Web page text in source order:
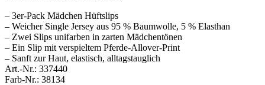
– 3er-Pack Mädchen Hüftslips
– Weicher Single Jersey aus 95 % Baumwolle, 5 % Elasthan
– Zwei Slips unifarben in zarten Mädchentönen
– Ein Slip mit verspieltem Pferde-Allover-Print
– Sanft zur Haut, elastisch, alltagstauglich
Art.-Nr.: 337440
Farb-Nr.: 38134